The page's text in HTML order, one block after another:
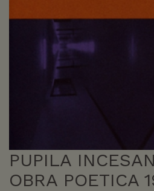
PUPILA
OBRA POETICA